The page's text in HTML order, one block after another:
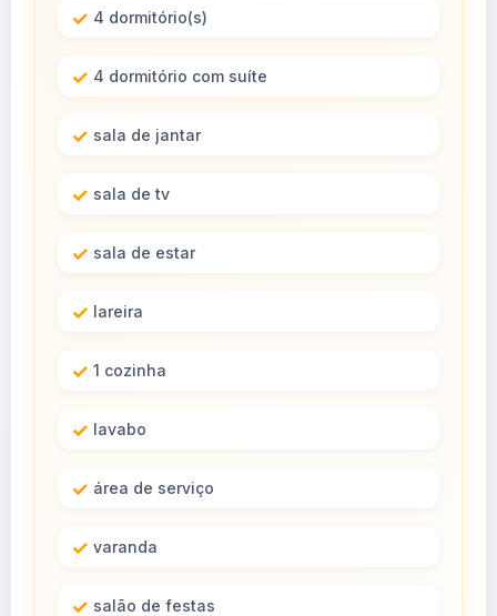
4 dormitório(s)
4 dormitório com suíte
sala de jantar
sala de tv
sala de estar
lareira
1 cozinha
lavabo
área de serviço
varanda
salão de festas